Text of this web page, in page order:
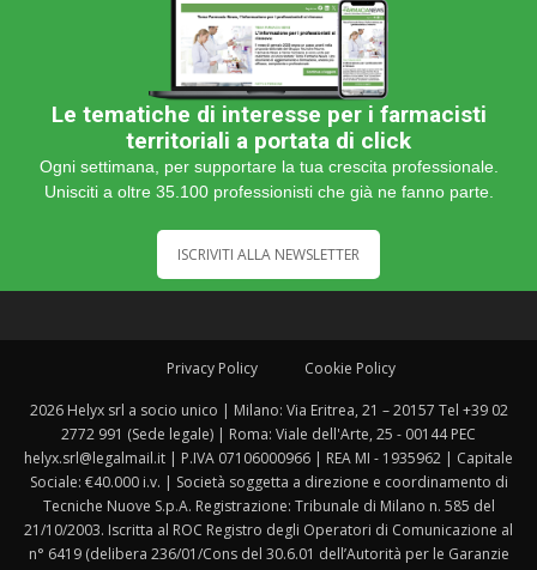
Le tematiche di interesse per i farmacisti
territoriali a portata di click
Ogni settimana, per supportare la tua crescita professionale.
Unisciti a oltre 35.100 professionisti che già ne fanno parte.
ISCRIVITI ALLA NEWSLETTER
Privacy Policy Cookie Policy
2026 Helyx srl a socio unico | Milano: Via Eritrea, 21 – 20157 Tel +39 02
2772 991 (Sede legale) | Roma: Viale dell'Arte, 25 - 00144 PEC
helyx.srl@legalmail.it | P.IVA 07106000966 | REA MI - 1935962 | Capitale
Sociale: €40.000 i.v. | Società soggetta a direzione e coordinamento di
Tecniche Nuove S.p.A. Registrazione: Tribunale di Milano n. 585 del
21/10/2003. Iscritta al ROC Registro degli Operatori di Comunicazione al
n° 6419 (delibera 236/01/Cons del 30.6.01 dell’Autorità per le Garanzie